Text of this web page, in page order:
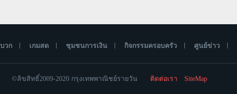
วก เกมสด ชุมชนการเงิน กิจกรรมครอบครัว ศูนย์ข่าว
©ลิขสิทธิ์2009-2020 กรุงเทพพาณิชย์รายวัน ติดต่อเรา SiteMap